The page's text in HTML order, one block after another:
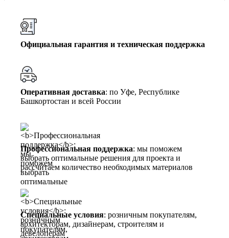
Официальная гарантия и техническая поддержка
Оперативная доставка: по Уфе, Республике
Башкортостан и всей России
Профессиональная поддержка: мы поможем
выбрать оптимальные решения для проекта и
рассчитаем количество необходимых материалов
Специальные условия: розничным покупателям,
архитекторам, дизайнерам, строителям и
девелоперам